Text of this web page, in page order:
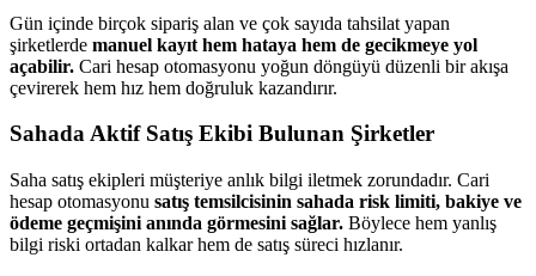
Gün içinde birçok sipariş alan ve çok sayıda tahsilat yapan
şirketlerde manuel kayıt hem hataya hem de gecikmeye yol
açabilir. Cari hesap otomasyonu yoğun döngüyü düzenli bir akışa
çevirerek hem hız hem doğruluk kazandırır.
Sahada Aktif Satış Ekibi Bulunan Şirketler
Saha satış ekipleri müşteriye anlık bilgi iletmek zorundadır. Cari
hesap otomasyonu satış temsilcisinin sahada risk limiti, bakiye ve
ödeme geçmişini anında görmesini sağlar. Böylece hem yanlış
bilgi riski ortadan kalkar hem de satış süreci hızlanır.